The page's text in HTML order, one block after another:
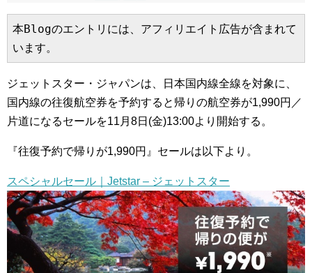
本Blogのエントリには、アフィリエイト広告が含まれて
います。
ジェットスター・ジャパンは、日本国内線全線を対象に、
国内線の往復航空券を予約すると帰りの航空券が1,990円／
片道になるセールを11月8日(金)13:00より開始する。
『往復予約で帰りが1,990円』セールは以下より。
スペシャルセール｜Jetstar – ジェットスター